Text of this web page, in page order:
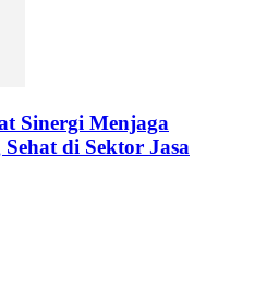
Sinergi Menjaga
di Sektor Jasa